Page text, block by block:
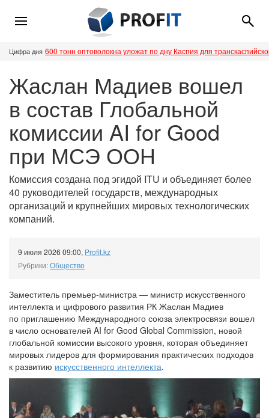
Цифра дня 600 тонн оптоволокна уложат по дну Каспия для
Жаслан Мадиев вошел
в состав Глобальной
комиссии AI for Good
при МСЭ ООН
Комиссия создана под эгидой ITU и объединяет более
40 руководителей государств, международных
организаций и крупнейших мировых технологических
компаний.
9 июля 2026 09:00, Profit.kz
Рубрики:Общество
Заместитель премьер-министра — министр искусственного
интеллекта и цифрового развития РК Жаслан Мадиев
по приглашению Международного союза электросвязи вошел
в число основателей AI for Good Global Commission, новой
глобальной комиссии высокого уровня, которая объединяет
мировых лидеров для формирования практических подходов
к развитию искусственного интеллекта.